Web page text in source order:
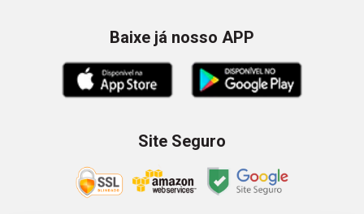
Baixe já nosso APP
Site Seguro